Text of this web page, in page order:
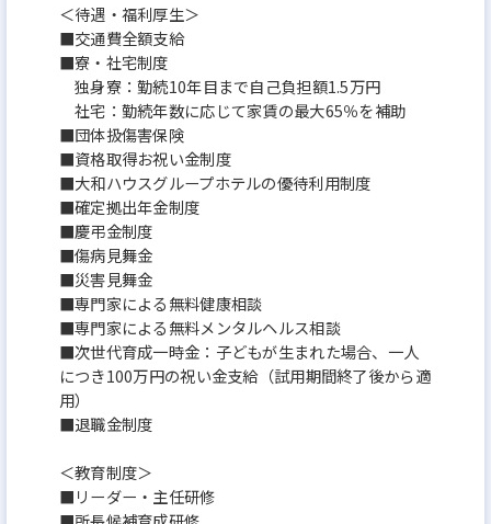
＜待遇・福利厚生＞
■交通費全額⽀給
■寮・社宅制度
独身寮：勤続10年目まで自己負担額1.5万円
社宅：勤続年数に応じて家賃の最大65％を補助
■団体扱傷害保険
■資格取得お祝い⾦制度
■⼤和ハウスグループホテルの優待利⽤制度
■確定拠出年⾦制度
■慶弔⾦制度
■傷病⾒舞⾦
■災害⾒舞⾦
■専⾨家による無料健康相談
■専⾨家による無料メンタルヘルス相談
■次世代育成⼀時⾦：⼦どもが⽣まれた場合、⼀⼈
につき100万円の祝い⾦⽀給（試用期間終了後から適
用）
■退職⾦制度
＜教育制度＞
■リーダー・主任研修